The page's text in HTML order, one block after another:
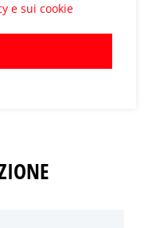
e sui cookie